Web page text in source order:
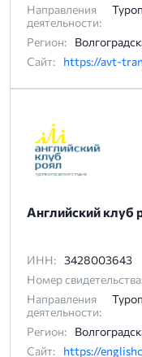
Направления
деятельности:
Регион:
Сайт:
https://avt-
Английский клуб
ИНН: 3428003643
Номер
Направления
деятельности:
Регион:
Сайт:
https://